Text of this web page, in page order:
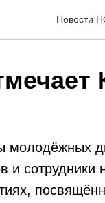
Новости
молодёжных
и сотрудники